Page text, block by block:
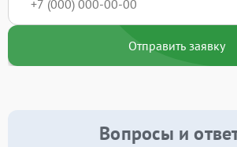
Отправить заявку
Вопросы и